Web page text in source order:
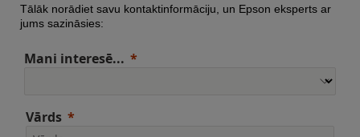
Tālāk norādiet savu kontaktinformāciju, un Epson eksperts ar
jums sazināsies:
Mani interesē...
Vārds